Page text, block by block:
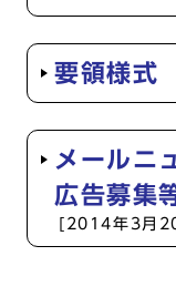
要領様式
メールニ
広告募集
[2014年3月